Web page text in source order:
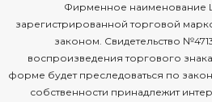
Фирменное наименование
зарегистрированной торговой
законом. Свидетельство
воспроизведения торгового
форме будет преследоваться по
собственности принадлежит